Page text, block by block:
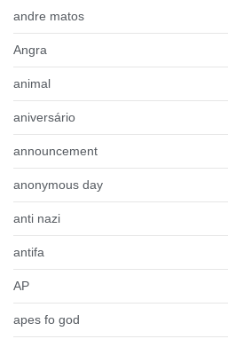
andre matos
Angra
animal
aniversário
announcement
anonymous day
anti nazi
antifa
AP
apes fo god